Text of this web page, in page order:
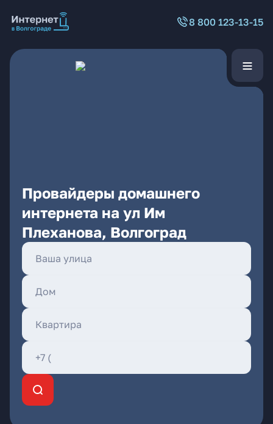
8 800 123-13-15
Провайдеры домашнего
интернета на ул Им
Плеханова, Волгоград